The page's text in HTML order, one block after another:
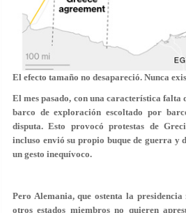
El efecto tamaño no desapareció. Nunca
El mes pasado, con una característica falta
barco de exploración escoltado por
disputa. Esto provocó protestas de
incluso envió su propio buque de guerra y
un gesto inequívoco.
Pero Alemania, que ostenta la
otros estados miembros no quieren